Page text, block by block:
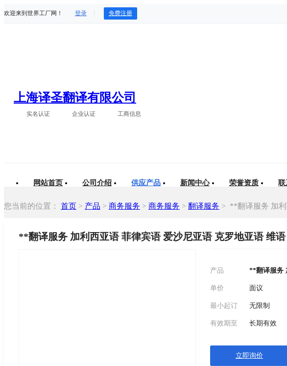
欢迎来到世界工厂网！ 登录 免费注册
上海译圣翻译有限公司
实名认证 企业认证 工商信息
网站首页 公司介绍 供应产品 新闻中心 荣誉资质 联
您当前的位置： 首页 > 产品 > 商务服务 > 商务服务 > 翻译服务 > **翻译服务 加
**翻译服务 加利西亚语 菲律宾语 爱沙尼亚语 克罗地亚语 维语
产品 **翻译服务
单价 面议
最小起订 无限制
有效期至 长期有效
立即询价